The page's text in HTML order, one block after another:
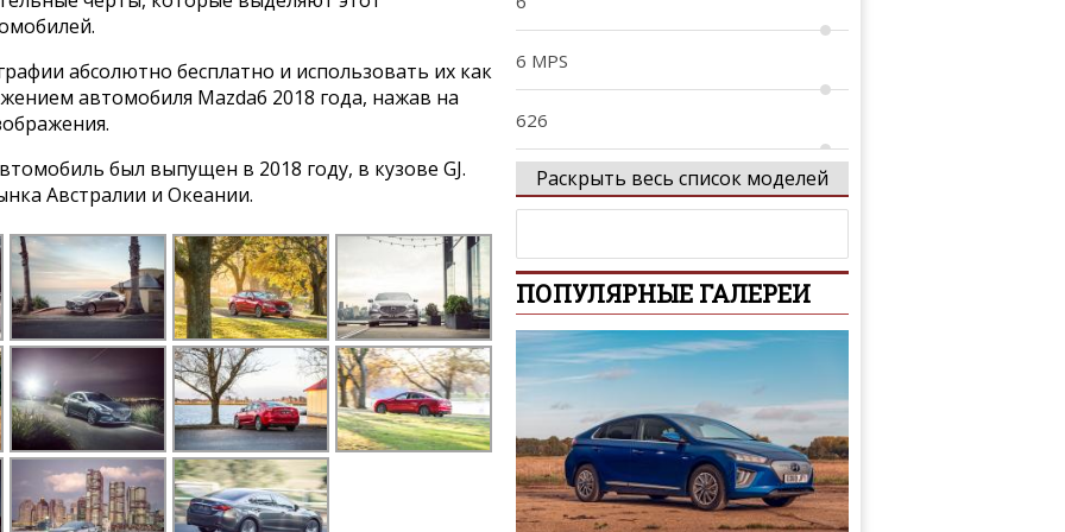
абсолютно бесплатно и использовать их как
автомобиля Mazda6 2018 года, нажав на
был выпущен в 2018 году, в кузове GJ.
Австралии и Океании.
6 MPS
626
929
Axela
AZ-Wagon
B-Series
Biante
Раскрыть весь список моделей
ПОПУЛЯРНЫЕ ГАЛЕРЕИ